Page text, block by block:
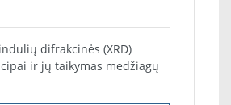
difrakcinės (XRD)
ir jų taikymas medžiagų